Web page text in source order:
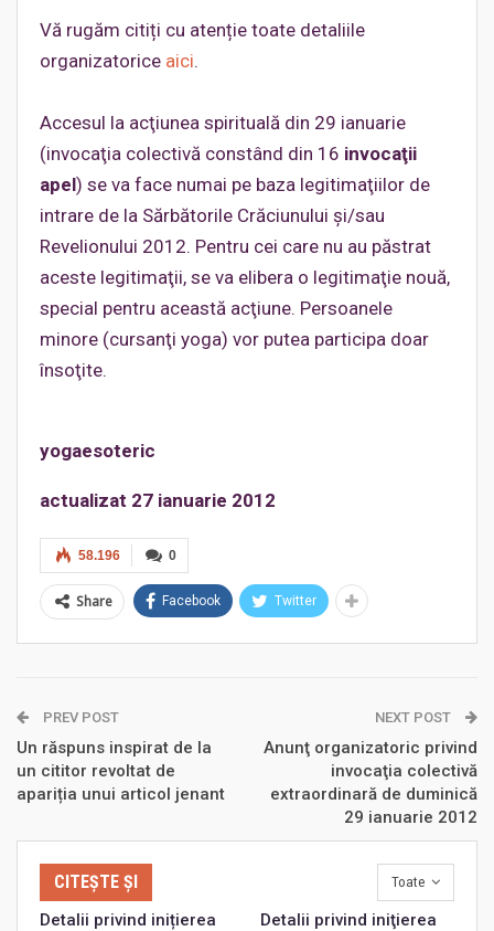
Vă rugăm citiți cu atenție toate detaliile
organizatorice aici.
Accesul la acţiunea spirituală din 29 ianuarie
(invocaţia colectivă constând din 16 invocaţii
apel) se va face numai pe baza legitimaţiilor de
intrare de la Sărbătorile Crăciunului şi/sau
Revelionului 2012. Pentru cei care nu au păstrat
aceste legitimaţii, se va elibera o legitimaţie nouă,
special pentru această acţiune. Persoanele
minore (cursanţi yoga) vor putea participa doar
însoţite.
yogaesoteric
actualizat 27 ianuarie 2012
0
58.196
Share Facebook Twitter
PREV POST
Un răspuns inspirat de la
un cititor revoltat de
apariția unui articol jenant
NEXT POST
Anunţ organizatoric privind
invocaţia colectivă
extraordinară de duminică
29 ianuarie 2012
Toate
CITEȘTE ȘI
Detalii privind inițierea
Detalii privind iniţierea